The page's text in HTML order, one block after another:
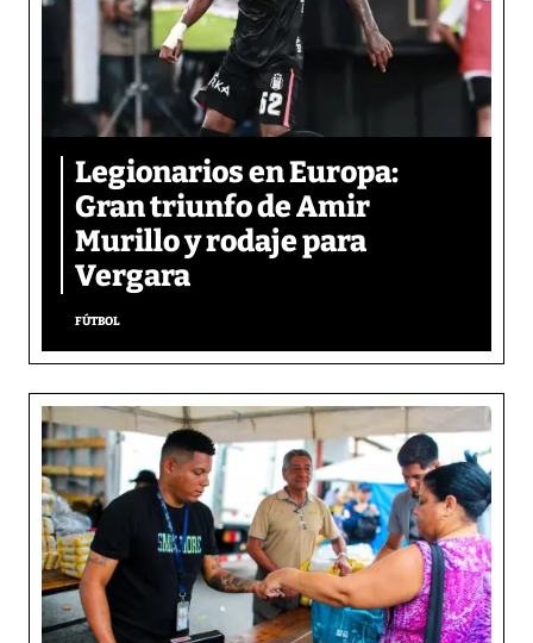
Legionarios en Europa:
Gran triunfo de Amir
Murillo y rodaje para
Vergara
FÚTBOL